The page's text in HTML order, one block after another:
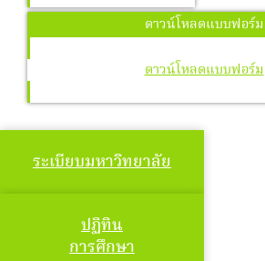
ดาวน์โหลดแบบฟอร์ม
ดาวน์โหลดแบบฟอร์ม
ระเบียบมหาวิทยาลัย
ปฏิทิน
การศึกษา